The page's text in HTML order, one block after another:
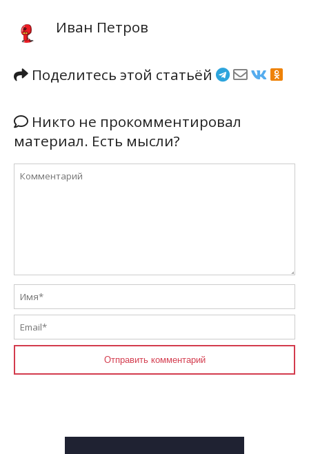
Иван Петров
Поделитесь этой статьёй
Никто не прокомментировал
материал. Есть мысли?